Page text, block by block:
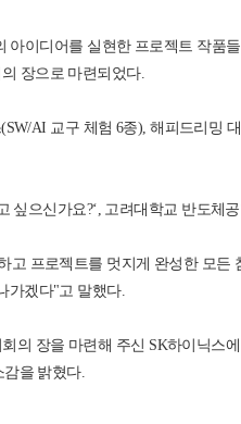
아이디어를 실현한 프로젝트 작품
장으로 마련되었다.
AI 교구 체험 6종), 해피드리밍
으신가요?‘, 고려대학교 반도체
프로젝트를 멋지게 완성한 모든
가겠다"고 말했다.
의 장을 마련해 주신 SK하이닉스
감을 밝혔다.